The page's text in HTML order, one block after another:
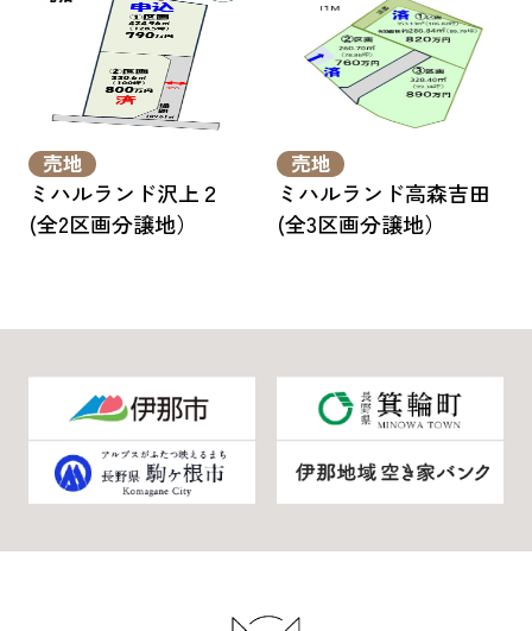
売地
ミハルランド沢上２
(全2区画分譲地）
売地
ミハルランド高森吉田
(全3区画分譲地）